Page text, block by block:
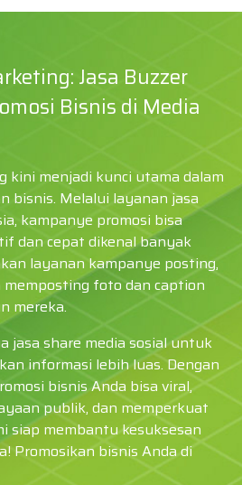
Jasa Buzzer
Bisnis di Media
kini menjadi kunci utama dalam
bisnis. Melalui layanan jasa
kampanye promosi bisa
dan cepat dikenal banyak
layanan kampanye posting,
memposting foto dan caption
mereka.
jasa share media sosial untuk
informasi lebih luas. Dengan
bisnis Anda bisa viral,
publik, dan memperkuat
siap membantu kesuksesan
Promosikan bisnis Anda di